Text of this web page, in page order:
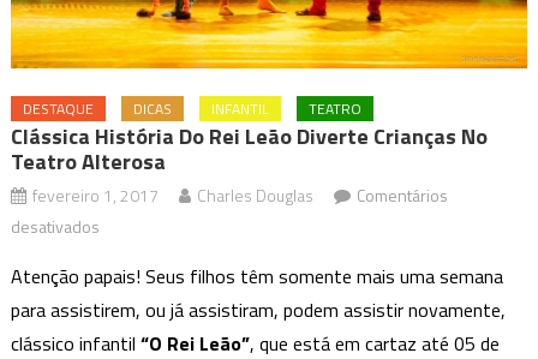
DESTAQUE DICAS INFANTIL TEATRO
Clássica História Do Rei Leão Diverte Crianças No
Teatro Alterosa
fevereiro 1, 2017 Charles Douglas
Comentários
desativadosem
história
do
Rei
Atenção papais! Seus filhos têm somente mais uma semana
para assistirem, ou já assistiram, podem assistir novamente,
clássico infantil “O Rei Leão”, que está em cartaz até 05 de